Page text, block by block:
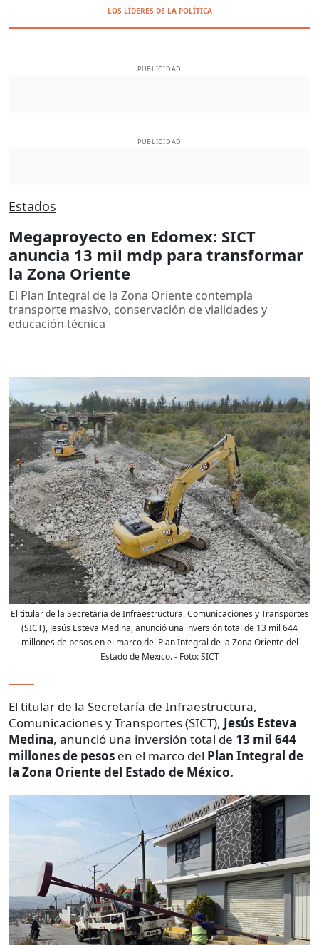
LOS LÍDERES DE LA POLÍTICA
PUBLICIDAD
PUBLICIDAD
Estados
Megaproyecto en Edomex: SICT
anuncia 13 mil mdp para transformar
la Zona Oriente
El Plan Integral de la Zona Oriente contempla
transporte masivo, conservación de vialidades y
educación técnica
El titular de la Secretaría de Infraestructura, Comunicaciones y Transportes
(SICT), Jesús Esteva Medina, anunció una inversión total de 13 mil 644
millones de pesos en el marco del Plan Integral de la Zona Oriente del
Estado de México.- Foto:SICT
El titular de la Secretaría de Infraestructura,
Comunicaciones y Transportes (SICT), Jesús Esteva
Medina, anunció una inversión total de 13 mil 644
millones de pesos en el marco del Plan Integral de
la Zona Oriente del Estado de México.